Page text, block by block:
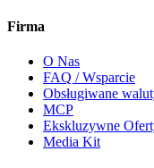
Firma
O Nas
FAQ / Wsparcie
Obsługiwane
MCP
Ekskluzywne
Media Kit